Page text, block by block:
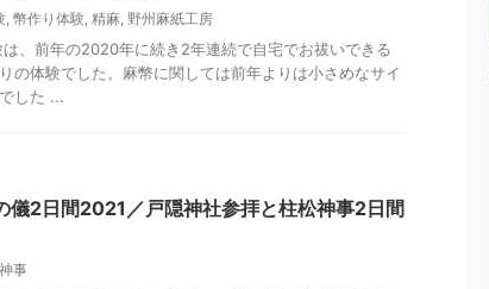
, 幣作り体験, 精麻, 野州麻紙工房
、前年の2020年に続き2年連続で自宅でお祓いできる
の体験でした。麻幣に関しては前年よりは小さめなサイ
した ...
儀2日間2021／戸隠神社参拝と柱松神事2日間
事